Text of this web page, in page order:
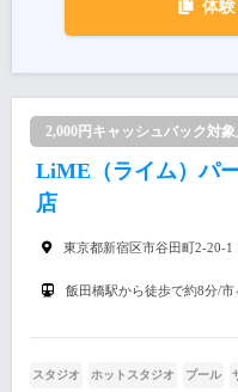
体
2,000円キャッシュバック対
LiME（ライム）パ
店
東京都新宿区市谷田町2-20-1
飯田橋駅から徒歩で約8分/
スタジオ ホットスタジオ プール